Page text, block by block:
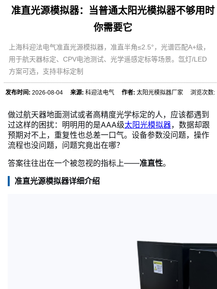
准直光源模拟器：当普通太阳光模拟器不够用时
你需要它
上海科迎法电气准直光源模拟器，准直半角≤2.5°，光谱匹配A+级，
用于航天器标定、CPV电池测试、光学遥感定标等场景。氙灯/LED
方案可选，支持非标定制
发布时间: 2026-08-04来源: 科迎法电气作者: 太阳光模拟器厂家 浏览次数:
做过航天器地面测试或者高精度光学标定的人，应该都遇到
过这样的困扰：明明用的是AAA级太阳光模拟器，数据却跟
预期对不上，重复性也总差一口气。设备参数没问题，操作
流程也没问题，问题究竟出在哪？
答案往往出在一个被忽视的指标上——准直性。
准直光源模拟器详细介绍